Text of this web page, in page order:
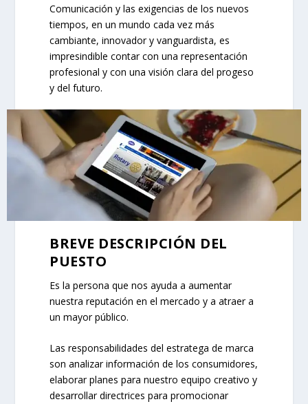
Comunicación y las exigencias de los nuevos
tiempos, en un mundo cada vez más
cambiante, innovador y vanguardista, es
impresindible contar con una representación
profesional y con una visión clara del progeso
y del futuro.
BREVE DESCRIPCIÓN DEL
PUESTO
Es la persona que nos ayuda a aumentar
nuestra reputación en el mercado y a atraer a
un mayor público.
Las responsabilidades del estratega de marca
son analizar información de los consumidores,
elaborar planes para nuestro equipo creativo y
desarrollar directrices para promocionar